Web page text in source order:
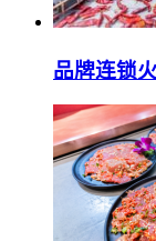
品牌连锁